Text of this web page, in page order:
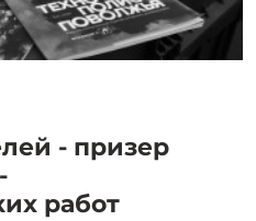
- призер
работ